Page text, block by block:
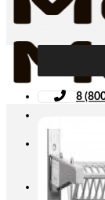
Искать:
8